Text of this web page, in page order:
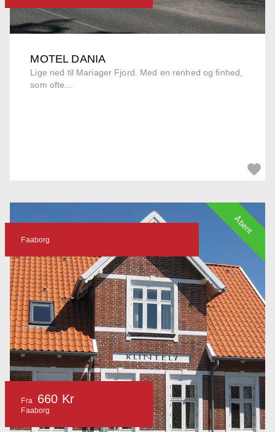
MOTEL DANIA
Lige ned til Mariager Fjord. Med en renhed og finhed,
som ofte...
Faaborg
Fra 660 Kr
Faaborg
Åbent